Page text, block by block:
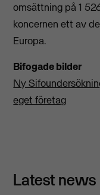
omsättning på 1
koncernen ett av
Europa.
Bifogade bilder
Ny
eget företag
Latest news